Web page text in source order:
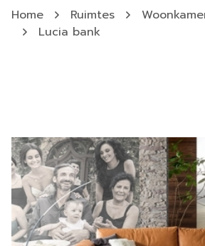
Home Ruimtes
Lucia bank